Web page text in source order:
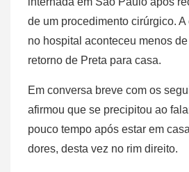
de um procedimento cirúrgico. A
no hospital aconteceu menos
retorno de Preta para casa.
Em conversa breve com os
afirmou que se precipitou ao
pouco tempo após estar em
dores, desta vez no rim direito.